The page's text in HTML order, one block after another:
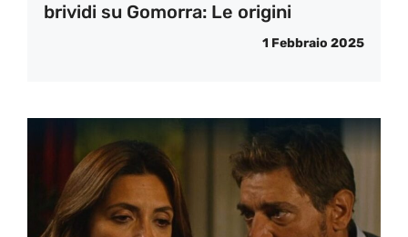
brividi su Gomorra: Le origini
1 Febbraio 2025